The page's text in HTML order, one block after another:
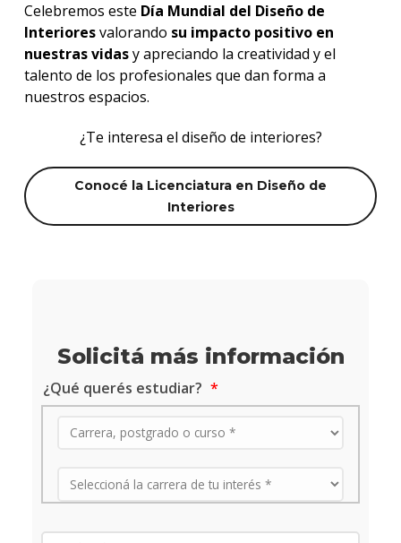
Celebremos este Día Mundial del Diseño de
Interioresvalorando su impacto positivo en
nuestras vidasy apreciando la creatividad y el
talento de los profesionales que dan forma a
nuestros espacios.
¿Te interesa el diseño de interiores?
Conocé la Licenciatura en Diseño de
Interiores
Solicitá más información
¿Qué querés estudiar?